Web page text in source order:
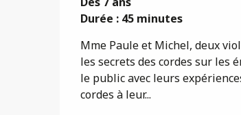
Durée : 45 minutes
Mme Paule et Michel, deux
les secrets des cordes sur
le public avec leurs
cordes à leur...